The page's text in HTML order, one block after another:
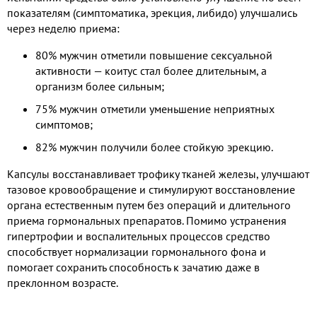
показателям (симптоматика, эрекция, либидо) улучшались
через неделю приема:
80% мужчин отметили повышение сексуальной
активности — коитус стал более длительным, а
организм более сильным;
75% мужчин отметили уменьшение неприятных
симптомов;
82% мужчин получили более стойкую эрекцию.
Капсулы восстанавливает трофику тканей железы, улучшают
тазовое кровообращение и стимулируют восстановление
органа естественным путем без операций и длительного
приема гормональных препаратов. Помимо устранения
гипертрофии и воспалительных процессов средство
способствует нормализации гормонального фона и
помогает сохранить способность к зачатию даже в
преклонном возрасте.